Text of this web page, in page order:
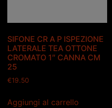
SIFONE CR A P ISPEZIONE
LATERALE TEA OTTONE
CROMATO 1″ CANNA CM
25
€19.50
Aggiungi al carrello